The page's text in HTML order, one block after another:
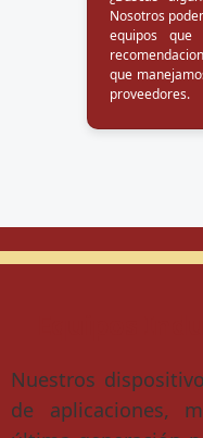
Nosotros
equipos
que
proveedores.
Nuestros
de aplicaciones,